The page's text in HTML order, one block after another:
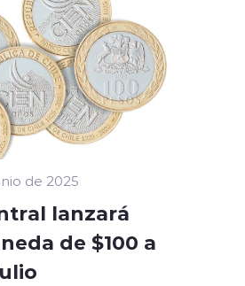
de 2025
lanzará
de $100 a